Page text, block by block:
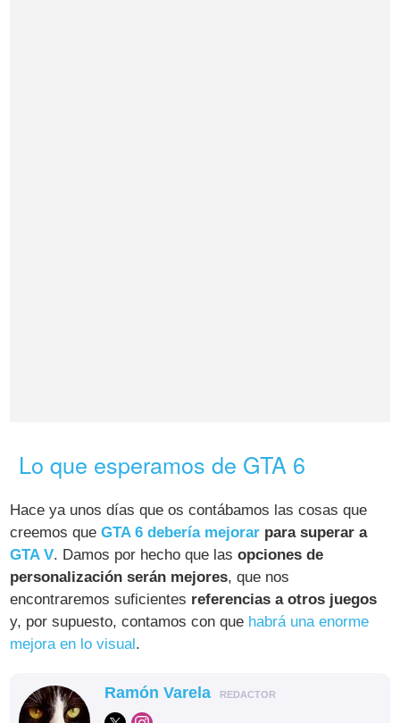
Lo que esperamos de GTA 6
Hace ya unos días que os contábamos las cosas que
creemos queGTA 6 debería mejorar para superar a
GTA V. Damos por hecho que lasopciones de
personalización serán mejores, que nos
encontraremos suficientes referencias a otros juegos
y, por supuesto, contamos con que habrá una enorme
mejora en lo visual .
Ramón Varela REDACTOR